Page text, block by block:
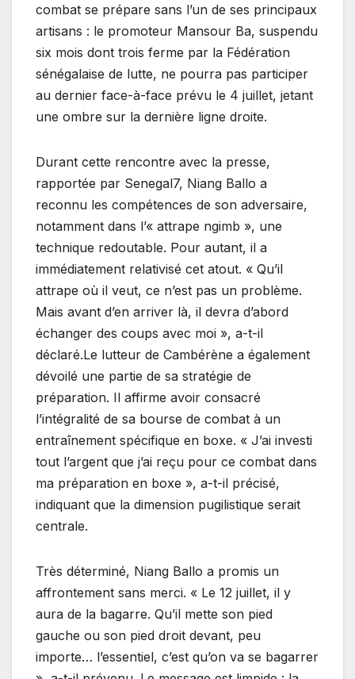
combat se prépare sans l’un de ses principaux
artisans : le promoteur Mansour Ba, suspendu
six mois dont trois ferme par la Fédération
sénégalaise de lutte, ne pourra pas participer
au dernier face-à-face prévu le 4 juillet, jetant
une ombre sur la dernière ligne droite.
Durant cette rencontre avec la presse,
rapportée par Senegal7, Niang Ballo a
reconnu les compétences de son adversaire,
notamment dans l’« attrape ngimb », une
technique redoutable. Pour autant, il a
immédiatement relativisé cet atout. « Qu’il
attrape où il veut, ce n’est pas un problème.
Mais avant d’en arriver là, il devra d’abord
échanger des coups avec moi », a-t-il
déclaré.Le lutteur de Cambérène a également
dévoilé une partie de sa stratégie de
préparation. Il affirme avoir consacré
l’intégralité de sa bourse de combat à un
entraînement spécifique en boxe. « J’ai investi
tout l’argent que j’ai reçu pour ce combat dans
ma préparation en boxe », a-t-il précisé,
indiquant que la dimension pugilistique serait
centrale.
Très déterminé, Niang Ballo a promis un
affrontement sans merci. « Le 12 juillet, il y
aura de la bagarre. Qu’il mette son pied
gauche ou son pied droit devant, peu
importe… l’essentiel, c’est qu’on va se bagarrer